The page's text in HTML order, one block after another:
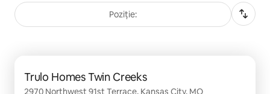
Poziție:
Trulo Homes Twin Creeks
2970 Northwest 91st Terrace, Kansas City, MO